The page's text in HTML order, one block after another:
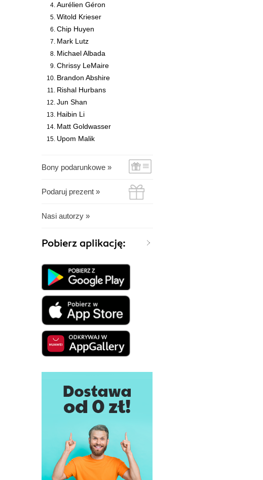
Aurélien Géron
Witold Krieser
Chip Huyen
Mark Lutz
Michael Albada
Chrissy LeMaire
Brandon Abshire
Rishal Hurbans
Jun Shan
Haibin Li
Matt Goldwasser
Upom Malik
Bony podarunkowe »
Podaruj prezent »
Nasi autorzy »
Pobierz aplikację: